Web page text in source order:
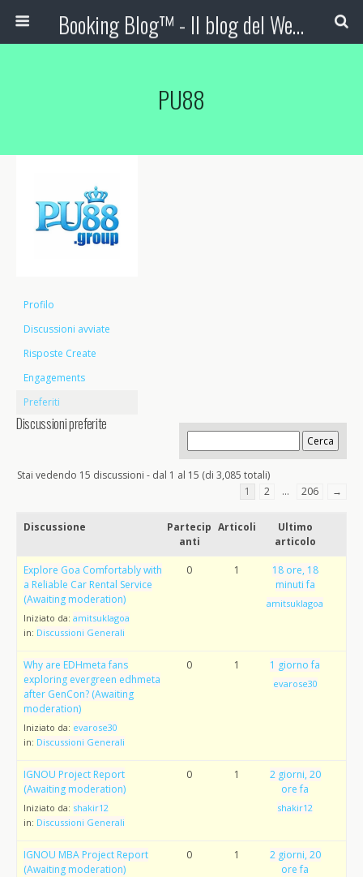
Booking Blog™ - Il blog del Web Marketing Turistico
PU88
Profilo
Discussioni avviate
Risposte Create
Engagements
Preferiti
Discussioni preferite
Stai vedendo 15 discussioni - dal 1 al 15 (di 3,085 totali)
1
2 … 206 →
Discussione
Partecip
anti
Articoli
Ultimo
articolo
Explore Goa Comfortably with
a Reliable Car Rental Service
(Awaiting moderation)
Iniziato da: amitsuklagoa
in: Discussioni Generali
0 1
18 ore, 18
minuti fa
amitsuklagoa
Why are EDHmeta fans
exploring evergreen edhmeta
after GenCon? (Awaiting
moderation)
Iniziato da: evarose30
in: Discussioni Generali
0 1 1 giorno fa
evarose30
IGNOU Project Report
(Awaiting moderation)
Iniziato da: shakir12
in: Discussioni Generali
0 1
2 giorni, 20
ore fa
shakir12
IGNOU MBA Project Report
(Awaiting moderation)
0 1
2 giorni, 20
ore fa